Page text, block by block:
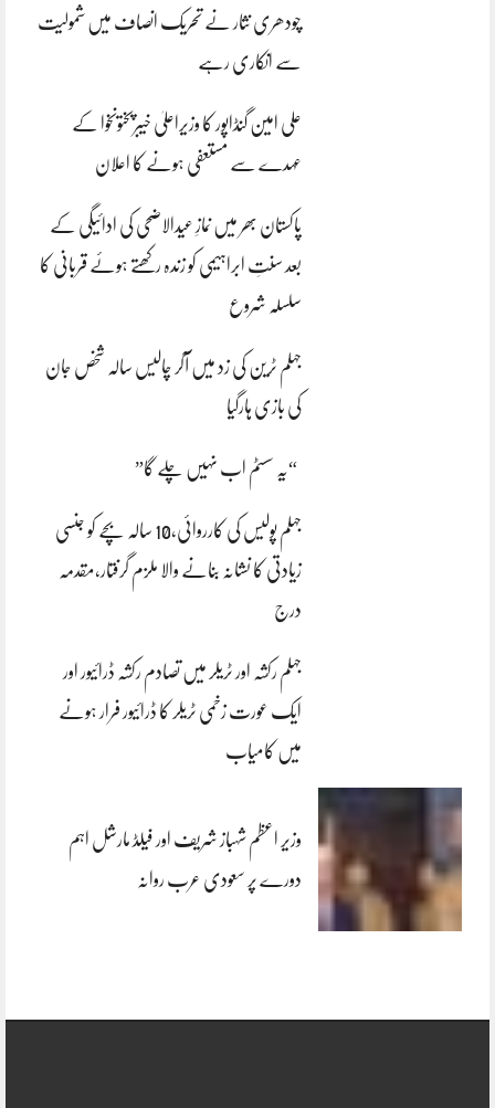
چودھری نثار نے تحریک انصاف میں شمولیت
سے انکاری رہے
علی امین گنڈاپور کا وزیراعلیٰ خیبرپختونخوا کے
عہدے سے مستعفی ہونے کا اعلان
پاکستان بھر میں نمازِ عیدالاضحی کی ادائیگی کے
بعد سنتِ ابراہیمی کو زندہ رکھتے ہوئے قربانی کا
سلسلہ شروع
جہلم ٹرین کی زد میں آکر چالیس سالہ شخص جان
کی بازی ہارگیا
“یہ سسٹم اب نہیں چلے گا”
جہلم پولیس کی کارروائی،10 سالہ بچے کو جنسی
زیادتی کا نشانہ بنانے والا ملزم گرفتار،مقدمہ
درج
جہلم رکشہ اور ٹریلر میں تصادم رکشہ ڈرائیور اور
ایک عورت زخمی ٹریلر کا ڈرائیور فرار ہونے
میں کامیاب
وزیر اعظم شہباز شریف اور فیلڈ مارشل اہم
دورے پر سعودی عرب روانہ